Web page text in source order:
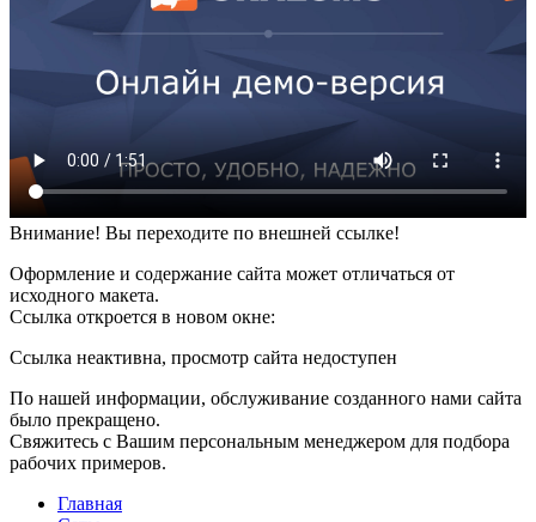
Внимание! Вы переходите по внешней ссылке!
Оформление и содержание сайта может отличаться от
исходного макета.
Ссылка откроется в новом окне:
Ссылка неактивна, просмотр сайта недоступен
По нашей информации, обслуживание созданного нами сайта
было прекращено.
Свяжитесь с Вашим персональным менеджером для подбора
рабочих примеров.
Главная